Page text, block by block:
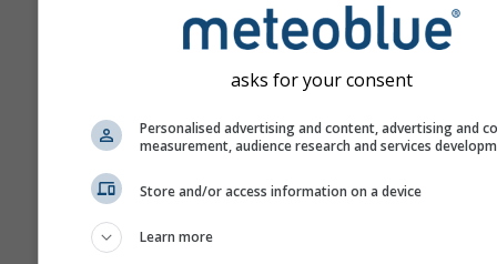
Prognoza tworzona jest
użyciu modeli
różnymi parametrami
początkowymi, aby
oszacować
asks for your consent
Personalised advertising and content, advertising and
measurement, audience research and services
Store and/or access information on a device
Learn more